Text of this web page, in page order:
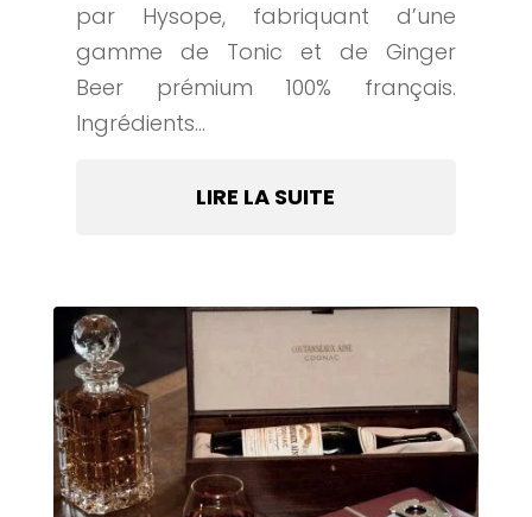
par Hysope, fabriquant d’une
gamme de Tonic et de Ginger
Beer prémium 100% français.
Ingrédients...
LIRE LA SUITE